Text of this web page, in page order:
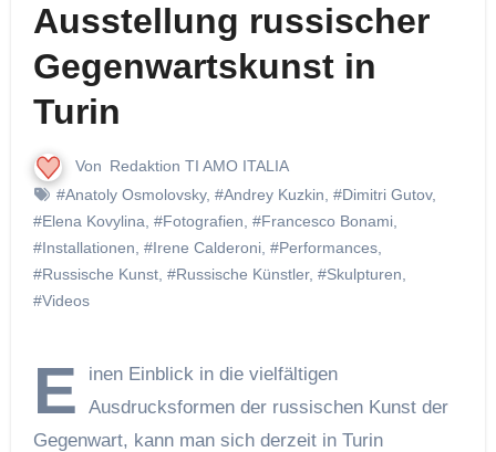
Ausstellung russischer
Gegenwartskunst in
Turin
Von Redaktion TI AMO ITALIA
#Anatoly Osmolovsky, #Andrey Kuzkin #Dimitri Gutov,
#Elena Kovylina #Fotografien #Francesco Bonami,
#Installationen #Irene Calderoni, #Performances,
#Russische Kunst, #Russische Künstler, #Skulpturen
#Videos
E
inen Einblick in die vielfältigen
Ausdrucksformen der russischen Kunst der
Gegenwart, kann man sich derzeit in Turin